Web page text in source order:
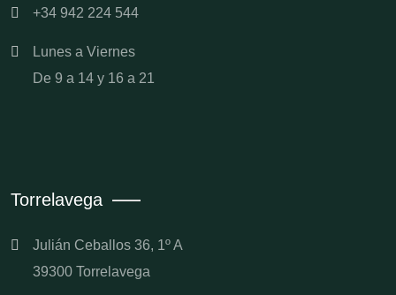
+34 942 224 544
Lunes a Viernes
De 9 a 14 y 16 a 21
Torrelavega
Julián Ceballos 36, 1º A
39300 Torrelavega